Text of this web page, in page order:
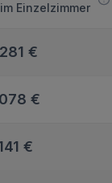
im Einzelzimmer
€
€
€